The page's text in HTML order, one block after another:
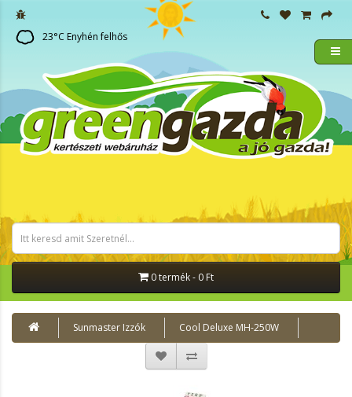
23°C Enyhén felhős
0 termék - 0 Ft
Sunmaster Izzók Cool Deluxe MH-250W